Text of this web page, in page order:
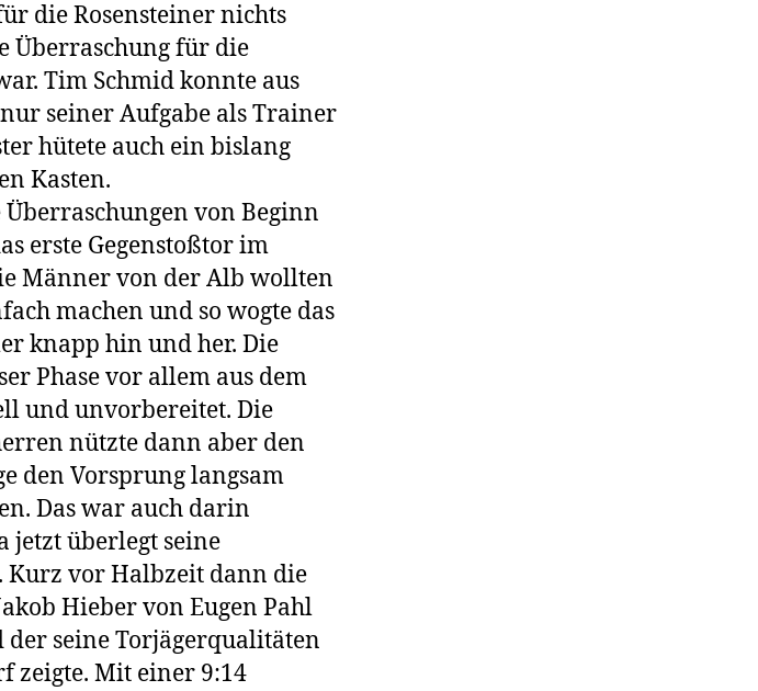
die Rosensteiner nichts
Überraschung für die
Tim Schmid konnte aus
seiner Aufgabe als Trainer
hütete auch ein bislang
Kasten.
von Beginn
erste Gegenstoßtor im
Männer von der Alb wollten
machen und so wogte das
knapp hin und her. Die
Phase vor allem aus dem
und unvorbereitet. Die
nützte dann aber den
den Vorsprung langsam
Das war auch darin
jetzt überlegt seine
vor Halbzeit dann die
Hieber von Eugen Pahl
seine Torjägerqualitäten
zeigte. Mit einer 9:14